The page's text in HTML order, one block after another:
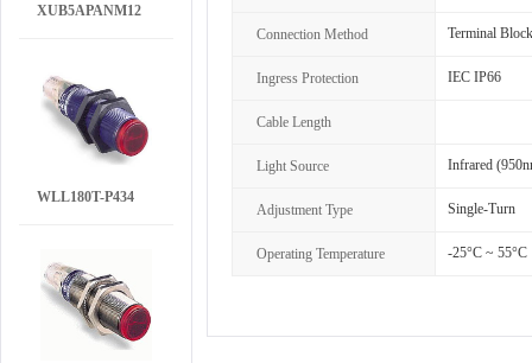
XUB5APANM12
WLL180T-P434
Connection Method Terminal Block
Ingress Protection IEC IP66
Cable Length
Light Source Infrared
Adjustment Type Single-Turn
Operating Temperature -25°C ~ 55°C